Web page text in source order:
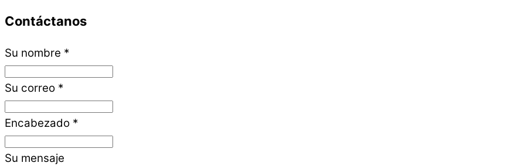
Contáctanos
Su nombre *
Su correo *
Encabezado *
Su mensaje